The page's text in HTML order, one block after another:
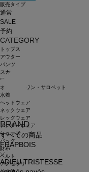
BRAND
すべての商品
FRAPBOIS
ADIEU TRISTESSE
販売タイプ
通常
SALE
予約
CATEGORY
トップス
アウター
パンツ
スカート
ワンピース
オールインワン・サロペット
水着
ヘッドウェア
ネックウェア
レッグウェア
アンダーウェア
シューズ
バッグ
財布
ベルト
アクセサリ